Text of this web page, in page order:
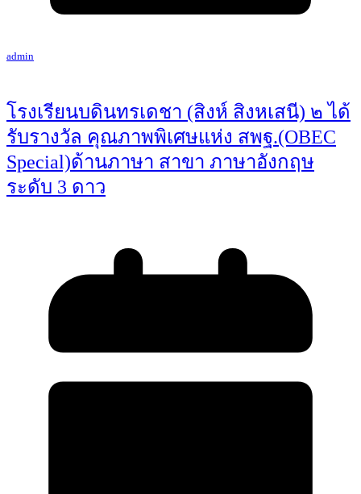
admin
โรงเรียนบดินทรเดชา (สิงห์ สิงหเสนี) ๒ ได้
รับรางวัล คุณภาพพิเศษแห่ง สพฐ.(OBEC
Special)ด้านภาษา สาขา ภาษาอังกฤษ
ระดับ 3 ดาว